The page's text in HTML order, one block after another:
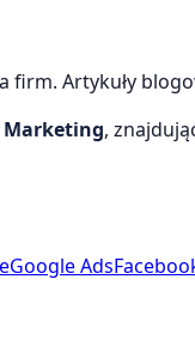
Artykuły
Marketing,
Google Ads